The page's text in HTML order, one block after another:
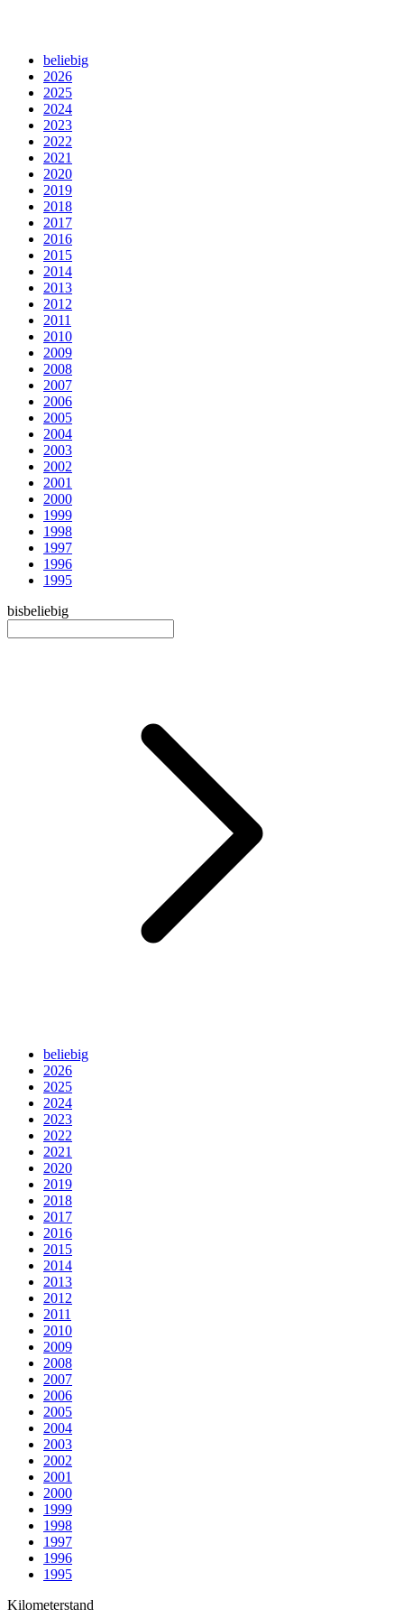
beliebig
2026
2025
2024
2023
2022
2021
2020
2019
2018
2017
2016
2015
2014
2013
2012
2011
2010
2009
2008
2007
2006
2005
2004
2003
2002
2001
2000
1999
1998
1997
1996
1995
bisbeliebig
beliebig
2026
2025
2024
2023
2022
2021
2020
2019
2018
2017
2016
2015
2014
2013
2012
2011
2010
2009
2008
2007
2006
2005
2004
2003
2002
2001
2000
1999
1998
1997
1996
1995
Kilometerstand